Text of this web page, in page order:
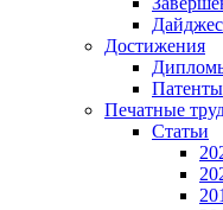
Достижения
Патенты
Печатные
Статьи